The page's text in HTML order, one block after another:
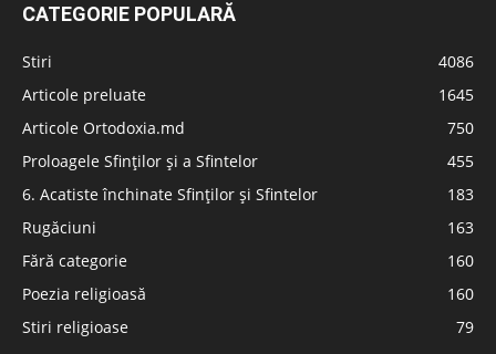
CATEGORIE POPULARĂ
Stiri
4086
Articole preluate
1645
Articole Ortodoxia.md
750
Proloagele Sfinților și a Sfintelor
455
6. Acatiste închinate Sfinților și Sfintelor
183
Rugăciuni
163
Fără categorie
160
Poezia religioasă
160
Stiri religioase
79